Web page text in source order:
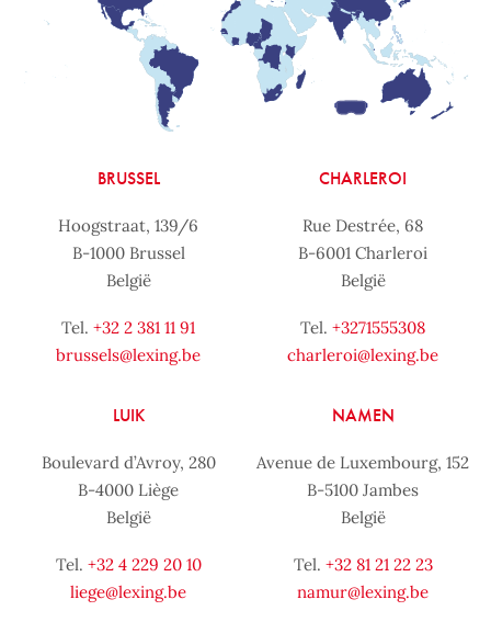
BRUSSEL
Hoogstraat, 139/6
B-1000 Brussel
België
Tel. +32 2 381 11 91
brussels@lexing.be
CHARLEROI
Rue Destrée, 68
B-6001 Charleroi
België
Tel. +3271555308
charleroi@lexing.be
LUIK
Boulevard d’Avroy, 280
B-4000 Liège
België
Tel. +32 4 229 20 10
liege@lexing.be
NAMEN
Avenue de Luxembourg, 152
B-5100 Jambes
België
Tel. +32 81 21 22 23
namur@lexing.be